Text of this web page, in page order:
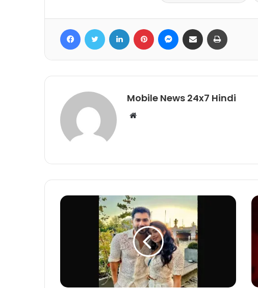
FacebookTwitter LinkedIn Pinterest Messenger
Share via Email
Mobile News 24x7 Hindi
Website